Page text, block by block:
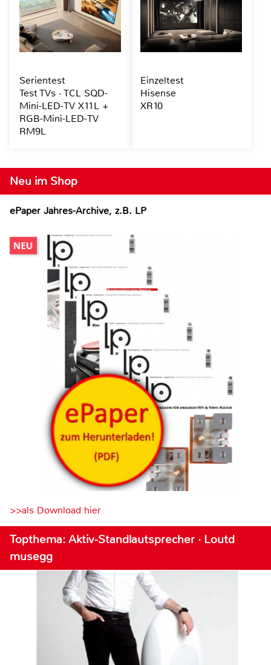
Neu im Shop
ePaper Jahres-Archive, z.B. LP
>>als Download hier
Topthema: Aktiv-Standlautsprecher · Loutd
musegg
Serientest
Test TVs · TCL SQD-
Mini-LED-TV X11L +
RGB-Mini-LED-TV
RM9L
Einzeltest
Hisense
XR10